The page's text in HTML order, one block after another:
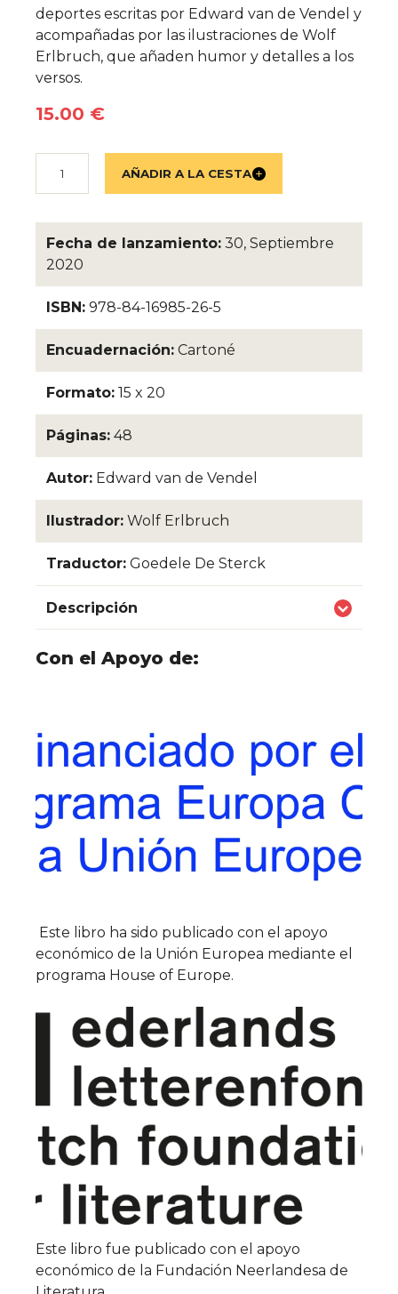
deportes escritas por Edward van de Vendel y
acompañadas por las ilustraciones de Wolf
Erlbruch, que añaden humor y detalles a los
versos.
15.00 €
Fecha de lanzamiento: 30, Septiembre
2020
ISBN: 978-84-16985-26-5
Encuadernación: Cartoné
Formato: 15 x 20
Páginas: 48
Autor: Edward van de Vendel
Ilustrador: Wolf Erlbruch
Traductor: Goedele De Sterck
Descripción
Con el Apoyo de:
Este libro ha sido publicado con el apoyo
económico de la Unión Europea mediante el
programa House of Europe.
Este libro fue publicado con el apoyo
económico de la Fundación Neerlandesa de